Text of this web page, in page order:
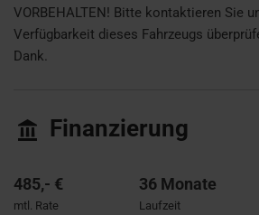
VORBEHALTEN! Bitte kontaktieren Sie
Verfügbarkeit dieses Fahrzeugs
Dank.
Finanzierung
485,- €
mtl. Rate
36 Monate
Laufzeit